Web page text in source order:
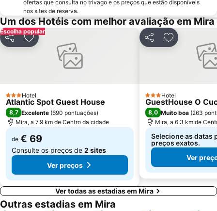
Porto da Figueira da Foz
Farol da Barra
Estádio Cidade de Coimbra
Praia da Claridade
Parque Aquático Vaga Splash
Cascata da Cabreia
Praia da Leirosa
Praça da República
Estação de Comboios de Coimbra A
Convento Santa Cruz do Buçaco
Praia da Tamargueira
Casino Oceano
Murtinheira Beach
de Estarreja
Moliceiro
ofertas que consulta no trivago e os preços que estão disponíveis
nos sites de reserva.
Um dos Hotéis com melhor avaliação em Mira
Escolha popular
PartilharAdicionar aos favoritos
3 Estrelas
Hotel
Atlantic Spot Guest House
8,7 Excelente (690 pontuações)
Mira, a 7.9 km de Centro da cidade
de € 69
Consulte os preços de 2 sites
Ver preços
PartilharAdicionar
3 Estrelas
Hotel
GuestHouse O
8,0 Muito boa (263
Mira, a 6.3 km de
Selecione as datas
preços exatos.
Ver
Ver todas as estadias em Mira
Outras estadias em Mira